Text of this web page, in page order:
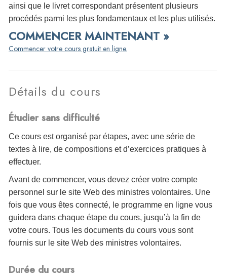
ainsi que le livret correspondant présentent plusieurs
procédés parmi les plus fondamentaux et les plus utilisés.
COMMENCER MAINTENANT »
Commencer votre cours gratuit en ligne.
Détails du cours
Étudier sans difficulté
Ce cours est organisé par étapes, avec une série de
textes à lire, de compositions et d’exercices pratiques à
effectuer.
Avant de commencer, vous devez créer votre compte
personnel sur le site Web des ministres volontaires. Une
fois que vous êtes connecté, le programme en ligne vous
guidera dans chaque étape du cours, jusqu’à la fin de
votre cours. Tous les documents du cours vous sont
fournis sur le site Web des ministres volontaires.
Durée du cours